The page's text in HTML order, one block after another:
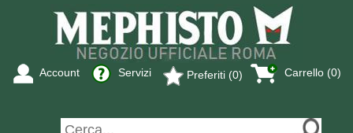
Carrello (0)
Preferiti (0)
Servizi
Account